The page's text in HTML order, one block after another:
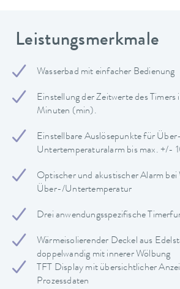
Leistungsmerkmale
Wasserbad mit einfacher Bedienung
Einstellung der Zeitwerte des
Minuten (min).
Einstellbare Auslösepunkte für
Untertemperaturalarm bis max. +/-
Optischer und akustischer Alarm bei
Über-/Untertemperatur
Drei anwendungsspezifische
Wärmeisolierender Deckel aus
doppelwandig mit innerer Wölbung
TFT Display mit übersichtlicher
Prozessdaten